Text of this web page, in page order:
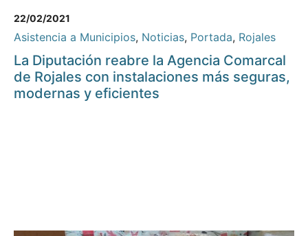
22/02/2021
Asistencia a Municipios, Noticias, Portada, Rojales
La Diputación reabre la Agencia Comarcal
de Rojales con instalaciones más seguras,
modernas y eficientes